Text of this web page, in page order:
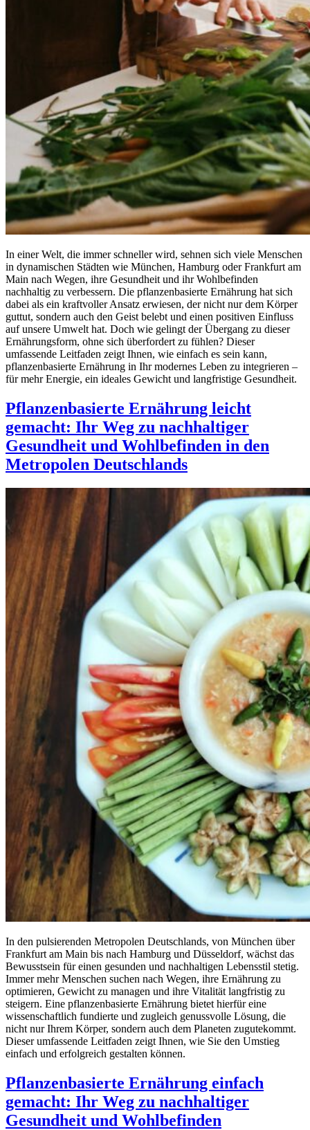
In einer Welt, die immer schneller wird, sehnen sich viele Menschen
in dynamischen Städten wie München, Hamburg oder Frankfurt am
Main nach Wegen, ihre Gesundheit und ihr Wohlbefinden
nachhaltig zu verbessern. Die pflanzenbasierte Ernährung hat sich
dabei als ein kraftvoller Ansatz erwiesen, der nicht nur dem Körper
guttut, sondern auch den Geist belebt und einen positiven Einfluss
auf unsere Umwelt hat. Doch wie gelingt der Übergang zu dieser
Ernährungsform, ohne sich überfordert zu fühlen? Dieser
umfassende Leitfaden zeigt Ihnen, wie einfach es sein kann,
pflanzenbasierte Ernährung in Ihr modernes Leben zu integrieren –
für mehr Energie, ein ideales Gewicht und langfristige Gesundheit.
Pflanzenbasierte Ernährung leicht
gemacht: Ihr Weg zu nachhaltiger
Gesundheit und Wohlbefinden in den
Metropolen Deutschlands
In den pulsierenden Metropolen Deutschlands, von München über
Frankfurt am Main bis nach Hamburg und Düsseldorf, wächst das
Bewusstsein für einen gesunden und nachhaltigen Lebensstil stetig.
Immer mehr Menschen suchen nach Wegen, ihre Ernährung zu
optimieren, Gewicht zu managen und ihre Vitalität langfristig zu
steigern. Eine pflanzenbasierte Ernährung bietet hierfür eine
wissenschaftlich fundierte und zugleich genussvolle Lösung, die
nicht nur Ihrem Körper, sondern auch dem Planeten zugutekommt.
Dieser umfassende Leitfaden zeigt Ihnen, wie Sie den Umstieg
einfach und erfolgreich gestalten können.
Pflanzenbasierte Ernährung einfach
gemacht: Ihr Weg zu nachhaltiger
Gesundheit und Wohlbefinden